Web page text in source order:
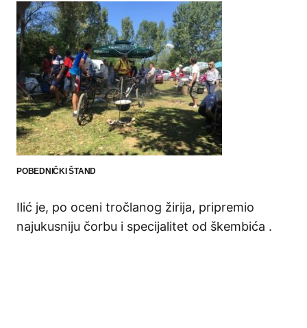
POBEDNIČKI ŠTAND
Ilić je, po oceni tročlanog žirija, pripremio
najukusniju čorbu i specijalitet od škembića .